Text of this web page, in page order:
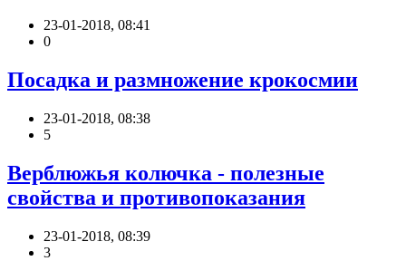
23-01-2018, 08:41
0
Посадка и размножение крокосмии
23-01-2018, 08:38
5
Верблюжья колючка - полезные
свойства и противопоказания
23-01-2018, 08:39
3